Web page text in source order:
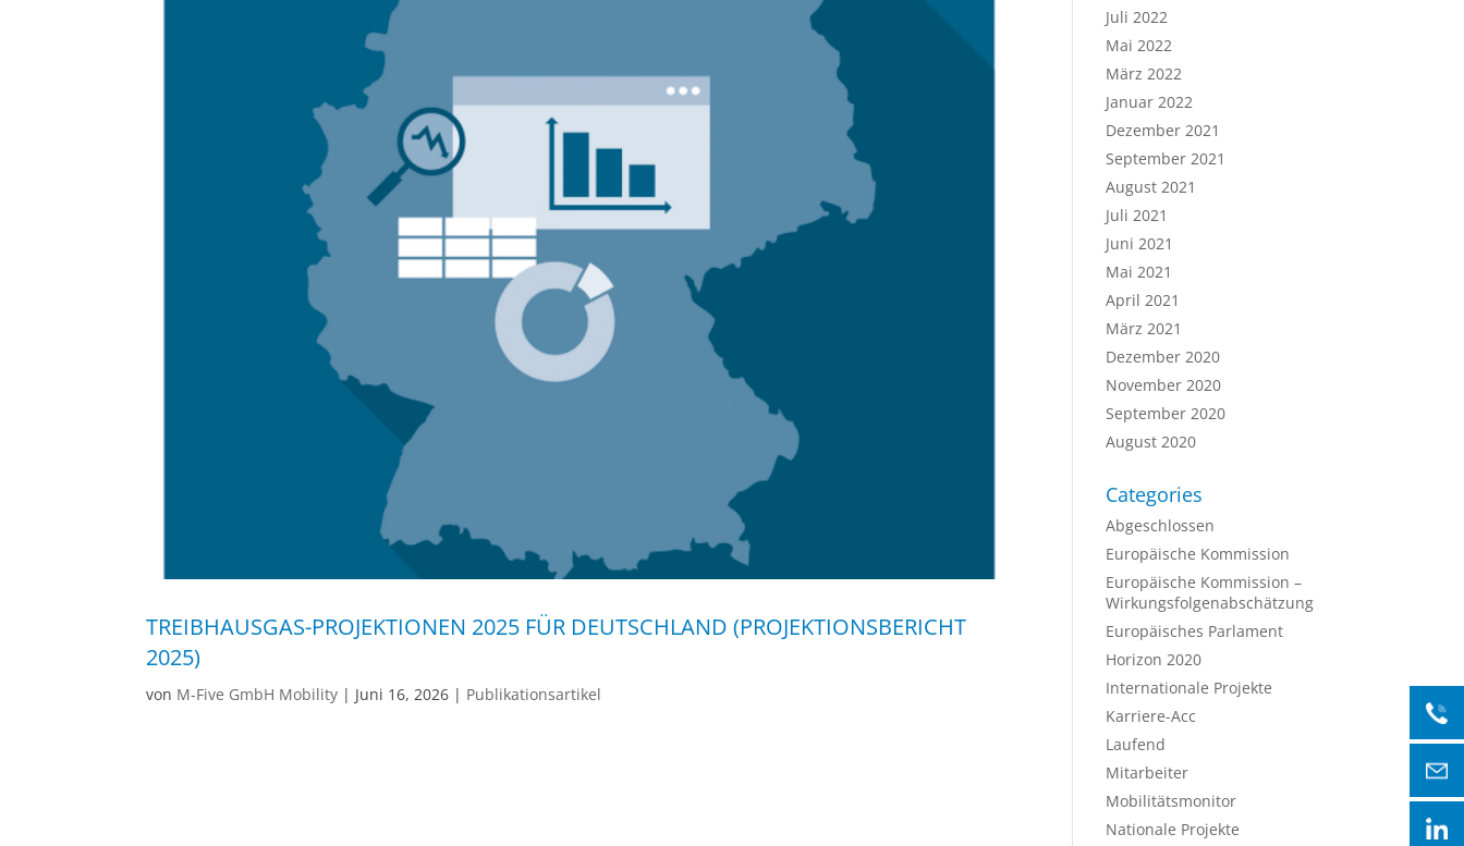
TREIBHAUSGAS-PROJEKTIONEN 2025 FÜR DEUTSCHLAND (PROJEKTIONSBERICHT
2025)
von M-Five GmbH Mobility | Juni 16, 2026 | Publikationsartikel
Juli 2022
Mai 2022
März 2022
Januar 2022
Dezember 2021
September 2021
August 2021
Juli 2021
Juni 2021
Mai 2021
April 2021
März 2021
Dezember 2020
November 2020
September 2020
August 2020
Categories
Abgeschlossen
Europäische Kommission
Europäische Kommission –
Wirkungsfolgenabschätzung
Europäisches Parlament
Horizon 2020
Internationale Projekte
Karriere-Acc
Laufend
Mitarbeiter
Mobilitätsmonitor
Nationale Projekte